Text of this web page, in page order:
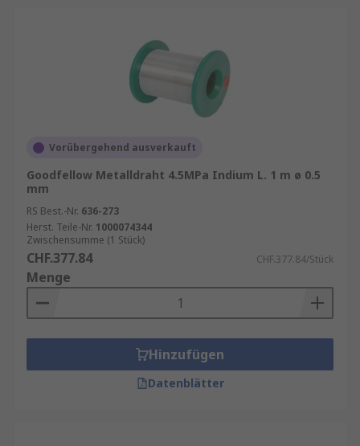
Vorübergehend ausverkauft
Goodfellow Metalldraht 4.5MPa Indium L. 1 m ø 0.5
mm
RS Best.-Nr. 636-273
Herst. Teile-Nr. 1000074344
Zwischensumme (1 Stück)
CHF.377.84 CHF.377.84/Stück
Menge
Hinzufügen
Datenblätter